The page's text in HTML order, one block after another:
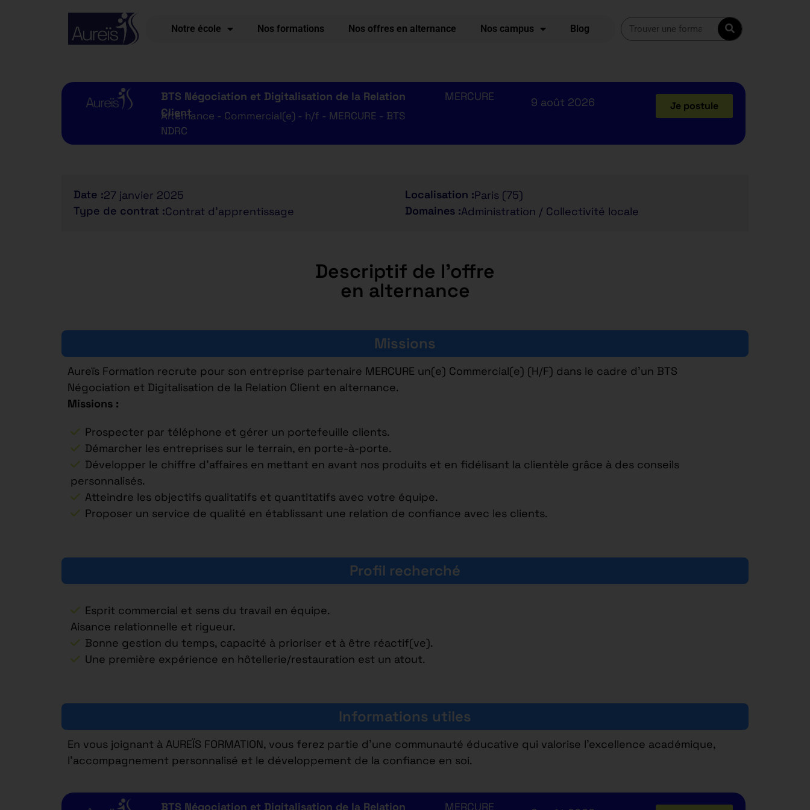
Notre école Nos formations Nos offres en alternance Nos campus Blog
BTS Négociation et Digitalisation de la Relation
Client
Alternance - Commercial(e) - h/f - MERCURE - BTS
NDRC
MERCURE 9 août 2026 Je postule
Date :27 janvier 2025
Type de contrat :Contrat d'apprentissage
Localisation :Paris (75)
Domaines :Administration / Collectivité locale
Descriptif de l'offre
en alternance
Missions
Aureïs Formation recrute pour son entreprise partenaire MERCURE un(e) Commercial(e) (H/F) dans le cadre d’un BTS
Négociation et Digitalisation de la Relation Client en alternance.
Missions :
Prospecter par téléphone et gérer un portefeuille clients.
Démarcher les entreprises sur le terrain, en porte-à-porte.
Développer le chiffre d’affaires en mettant en avant nos produits et en fidélisant la clientèle grâce à des conseils
personnalisés.
Atteindre les objectifs qualitatifs et quantitatifs avec votre équipe.
Proposer un service de qualité en établissant une relation de confiance avec les clients.
Profil recherché
Esprit commercial et sens du travail en équipe.
Aisance relationnelle et rigueur.
Bonne gestion du temps, capacité à prioriser et à être réactif(ve).
Une première expérience en hôtellerie/restauration est un atout.
Informations utiles
En vous joignant à AUREÏS FORMATION, vous ferez partie d’une communauté éducative qui valorise l’excellence académique,
l’accompagnement personnalisé et le développement de la confiance en soi.
BTS Négociation et Digitalisation de la Relation
MERCURE